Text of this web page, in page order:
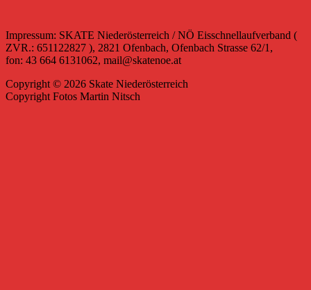
Impressum: SKATE Niederösterreich / NÖ Eisschnellaufverband (
ZVR.: 651122827 ), 2821 Ofenbach, Ofenbach Strasse 62/1,
fon: 43 664 6131062, mail@skatenoe.at
Copyright © 2026 Skate Niederösterreich
Copyright Fotos Martin Nitsch